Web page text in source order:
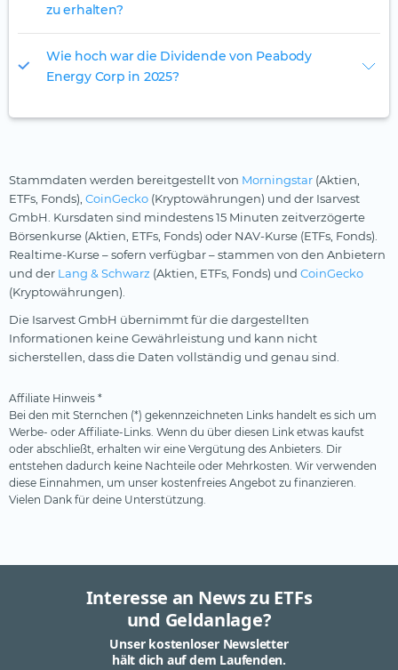
zu erhalten?
Wie hoch war die Dividende von Peabody
Energy Corp in 2025?
Stammdaten werden bereitgestellt von Morningstar (Aktien,
ETFs, Fonds), CoinGecko (Kryptowährungen) und der Isarvest
GmbH. Kursdaten sind mindestens 15 Minuten zeitverzögerte
Börsenkurse (Aktien, ETFs, Fonds) oder NAV-Kurse (ETFs, Fonds).
Realtime-Kurse – sofern verfügbar – stammen von den Anbietern
und der Lang & Schwarz (Aktien, ETFs, Fonds) und CoinGecko
(Kryptowährungen).
Die Isarvest GmbH übernimmt für die dargestellten
Informationen keine Gewährleistung und kann nicht
sicherstellen, dass die Daten vollständig und genau sind.
Affiliate Hinweis *
Bei den mit Sternchen (*) gekennzeichneten Links handelt es sich um
Werbe- oder Affiliate-Links. Wenn du über diesen Link etwas kaufst
oder abschließt, erhalten wir eine Vergütung des Anbieters. Dir
entstehen dadurch keine Nachteile oder Mehrkosten. Wir verwenden
diese Einnahmen, um unser kostenfreies Angebot zu finanzieren.
Vielen Dank für deine Unterstützung.
Interesse an News zu ETFs
und Geldanlage?
Unser kostenloser Newsletter
hält dich auf dem Laufenden.